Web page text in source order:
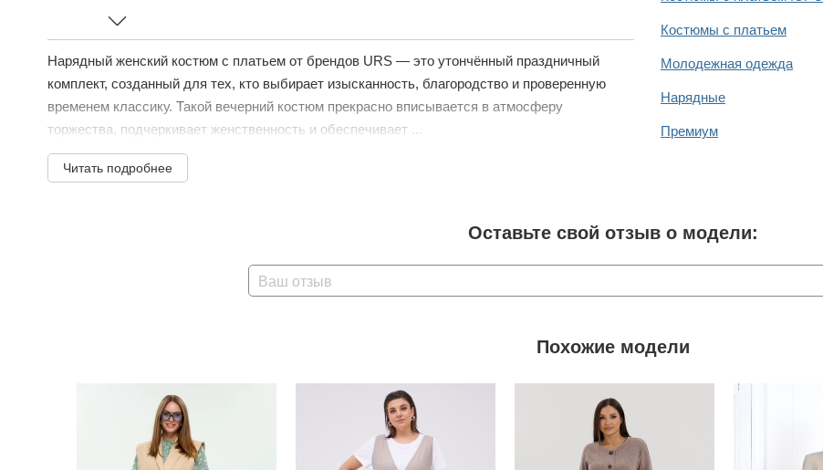
Нарядный женский костюм с платьем от брендов URS — это утончённый праздничный
комплект, созданный для тех, кто выбирает изысканность, благородство и проверенную
временем классику. Такой вечерний костюм прекрасно вписывается в атмосферу
торжества, подчеркивает женственность и обеспечивает ...
Читать подробнее
Костюмы с платьем
Молодежная одежда
Нарядные
Премиум
Оставьте свой отзыв о модели:
Ваш отзыв
Похожие модели